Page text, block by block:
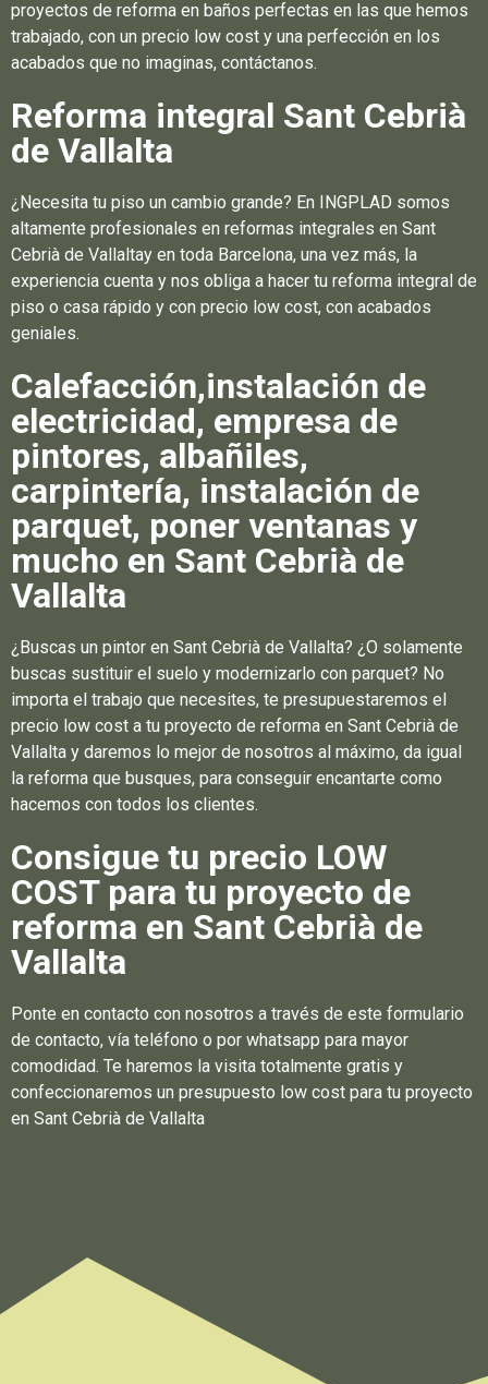
proyectos de reforma en baños perfectas en las que hemos
trabajado, con un precio low cost y una perfección en los
acabados que no imaginas, contáctanos.
Reforma integral Sant Cebrià
de Vallalta
¿Necesita tu piso un cambio grande? En INGPLAD somos
altamente profesionales en reformas integrales en Sant
Cebrià de Vallaltay en toda Barcelona, una vez más, la
experiencia cuenta y nos obliga a hacer tu reforma integral de
piso o casa rápido y con precio low cost, con acabados
geniales.
Calefacción,instalación de
electricidad, empresa de
pintores, albañiles,
carpintería, instalación de
parquet, poner ventanas y
mucho en Sant Cebrià de
Vallalta
¿Buscas un pintor en Sant Cebrià de Vallalta? ¿O solamente
buscas sustituir el suelo y modernizarlo con parquet? No
importa el trabajo que necesites, te presupuestaremos el
precio low cost a tu proyecto de reforma en Sant Cebrià de
Vallalta y daremos lo mejor de nosotros al máximo, da igual
la reforma que busques, para conseguir encantarte como
hacemos con todos los clientes.
Consigue tu precio LOW
COST para tu proyecto de
reforma en Sant Cebrià de
Vallalta
Ponte en contacto con nosotros a través de este formulario
de contacto, vía teléfono o por whatsapp para mayor
comodidad. Te haremos la visita totalmente gratis y
confeccionaremos un presupuesto low cost para tu proyecto
en Sant Cebrià de Vallalta